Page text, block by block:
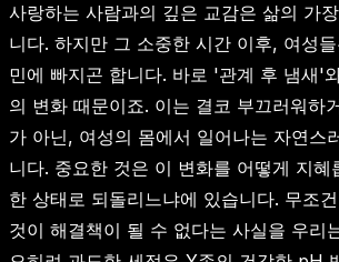
사랑하는 사람과의 깊은 교감은 삶의 가
니다. 하지만 그 소중한 시간 이후, 여성
민에 빠지곤 합니다. 바로 '관계 후 냄새'
의 변화 때문이죠. 이는 결코 부끄러워하
가 아닌, 여성의 몸에서 일어나는 자연스
니다. 중요한 것은 이 변화를 어떻게 지혜
한 상태로 되돌리느냐에 있습니다. 무조
것이 해결책이 될 수 없다는 사실을 우리